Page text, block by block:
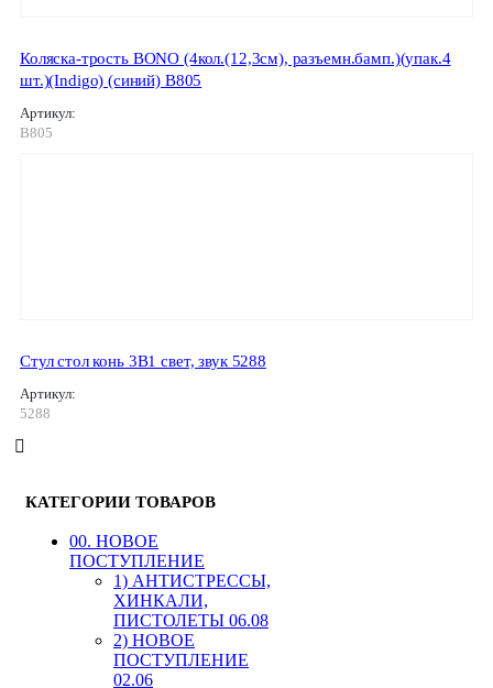
Коляска-трость BONO (4кол.(12,3см), разъемн.бамп.)(упак.4
шт.)(Indigo) (синий) B805
Артикул:
B805
Стул стол конь 3В1 свет, звук 5288
Артикул:
5288
КАТЕГОРИИ ТОВАРОВ
00. HОВОЕ
ПОСТУПЛЕНИЕ
1) АНТИСТРЕССЫ,
ХИНКАЛИ,
ПИСТОЛЕТЫ 06.08
2) НОВОЕ
ПОСТУПЛЕНИЕ
02.06